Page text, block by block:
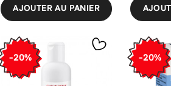
AJOUTER AU PANIER
-20% -20%
Créer une liste d'envies